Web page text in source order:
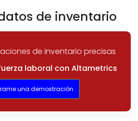
de inventario
de inventario precisas
laboral con Altametrics
una demostración